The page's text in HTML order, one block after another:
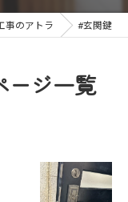
事のアトラ #玄関鍵
ージ一覧